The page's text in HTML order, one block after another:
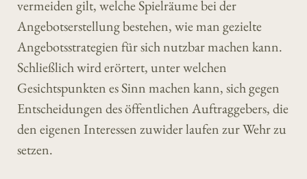
vermeiden gilt, welche Spielräume bei der
Angebotserstellung bestehen, wie man gezielte
Angebotsstrategien für sich nutzbar machen kann.
Schließlich wird erörtert, unter welchen
Gesichtspunkten es Sinn machen kann, sich gegen
Entscheidungen des öffentlichen Auftraggebers, die
den eigenen Interessen zuwider laufen zur Wehr zu
setzen.